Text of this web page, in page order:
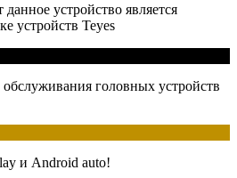
устройство является
устройств Teyes
головных устройств
и Android auto!